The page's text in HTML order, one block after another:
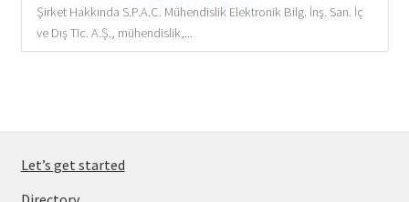
Şirket Hakkında S.P.A.C. Mühendislik Elektronik Bilg. İnş. San. İç
ve Dış Tic. A.Ş., mühendislik,...
Let’s get started